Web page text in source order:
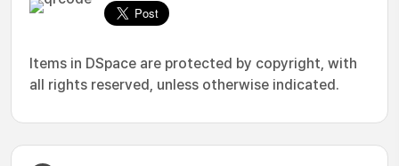
Items in DSpace are protected by copyright, with
all rights reserved, unless otherwise indicated.